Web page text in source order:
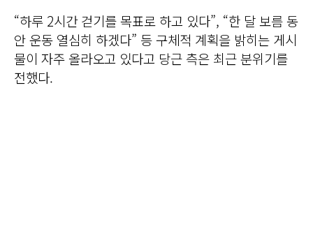
“하루 2시간 걷기를 목표로 하고 있다”, “한 달 보름 동
안 운동 열심히 하겠다” 등 구체적 계획을 밝히는 게시
물이 자주 올라오고 있다고 당근 측은 최근 분위기를
전했다.